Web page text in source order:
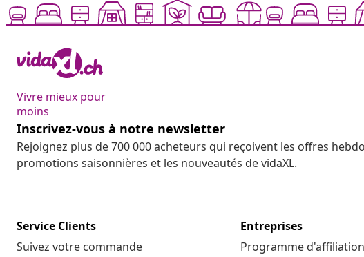
Vivre mieux pour
moins
Inscrivez-vous à notre newsletter
Rejoignez plus de 700 000 acheteurs qui reçoivent les offres
promotions saisonnières et les nouveautés de vidaXL.
Service Clients
Suivez votre commande
Entreprises
Programme d'affiliation